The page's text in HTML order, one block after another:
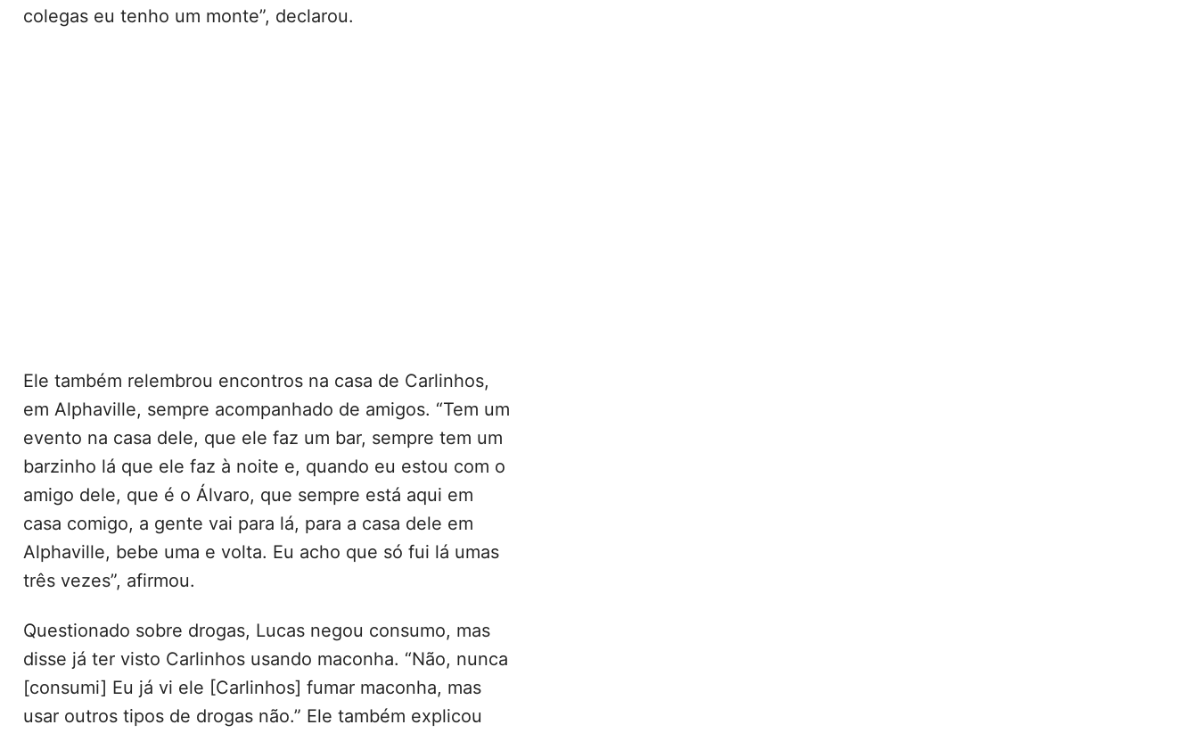
colegas eu tenho um monte”, declarou.
Ele também relembrou encontros na casa de Carlinhos,
em Alphaville, sempre acompanhado de amigos. “Tem um
evento na casa dele, que ele faz um bar, sempre tem um
barzinho lá que ele faz à noite e, quando eu estou com o
amigo dele, que é o Álvaro, que sempre está aqui em
casa comigo, a gente vai para lá, para a casa dele em
Alphaville, bebe uma e volta. Eu acho que só fui lá umas
três vezes”, afirmou.
Questionado sobre drogas, Lucas negou consumo, mas
disse já ter visto Carlinhos usando maconha. “Não, nunca
[consumi] Eu já vi ele [Carlinhos] fumar maconha, mas
usar outros tipos de drogas não.” Ele também explicou